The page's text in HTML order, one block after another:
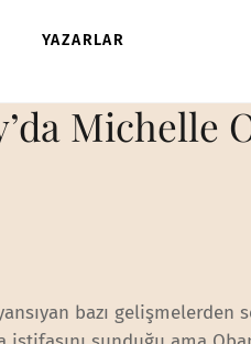
YAZARLAR
Michelle
bazı gelişmelerden